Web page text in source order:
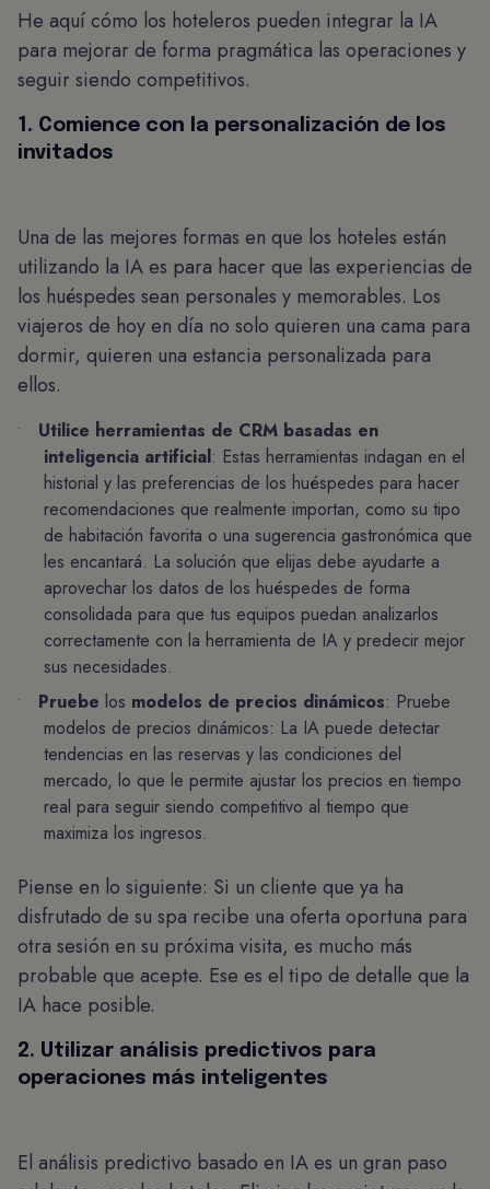
He aquí cómo los hoteleros pueden integrar la IA
para mejorar de forma pragmática las operaciones y
seguir siendo competitivos.
1. Comience con la personalización de los
invitados
Una de las mejores formas en que los hoteles están
utilizando la IA es para hacer que las experiencias de
los huéspedes sean personales y memorables. Los
viajeros de hoy en día no solo quieren una cama para
dormir, quieren una estancia personalizada para
ellos.
Utilice herramientas de CRM basadas en
inteligencia artificial: Estas herramientas indagan en el
historial y las preferencias de los huéspedes para hacer
recomendaciones que realmente importan, como su tipo
de habitación favorita o una sugerencia gastronómica que
les encantará. La solución que elijas debe ayudarte a
aprovechar los datos de los huéspedes de forma
consolidada para que tus equipos puedan analizarlos
correctamente con la herramienta de IA y predecir mejor
sus necesidades.
Pruebe los modelos de precios dinámicos: Pruebe
modelos de precios dinámicos: La IA puede detectar
tendencias en las reservas y las condiciones del
mercado, lo que le permite ajustar los precios en tiempo
real para seguir siendo competitivo al tiempo que
maximiza los ingresos.
Piense en lo siguiente: Si un cliente que ya ha
disfrutado de su spa recibe una oferta oportuna para
otra sesión en su próxima visita, es mucho más
probable que acepte. Ese es el tipo de detalle que la
IA hace posible.
2. Utilizar análisis predictivos para
operaciones más inteligentes
El análisis predictivo basado en IA es un gran paso